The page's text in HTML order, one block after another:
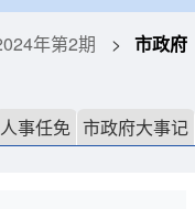
年第2期 >
市政府
人事任免 市政府大事记